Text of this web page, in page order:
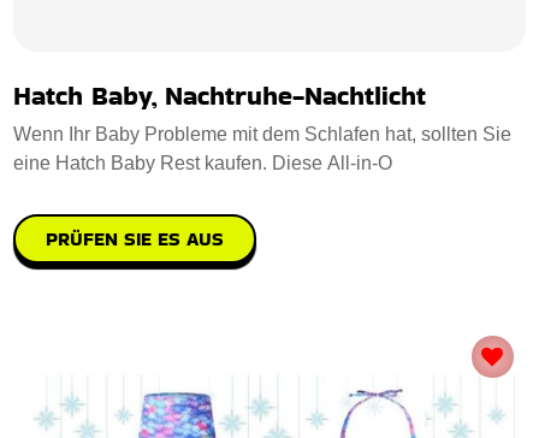
Hatch Baby, Nachtruhe-Nachtlicht
Wenn Ihr Baby Probleme mit dem Schlafen hat, sollten Sie
eine Hatch Baby Rest kaufen. Diese All-in-O
PRÜFEN SIE ES AUS